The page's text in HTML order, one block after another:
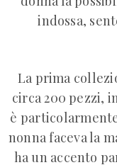
indossa,
La prima
circa 200 pezzi,
è
nonna faceva la
ha un accento